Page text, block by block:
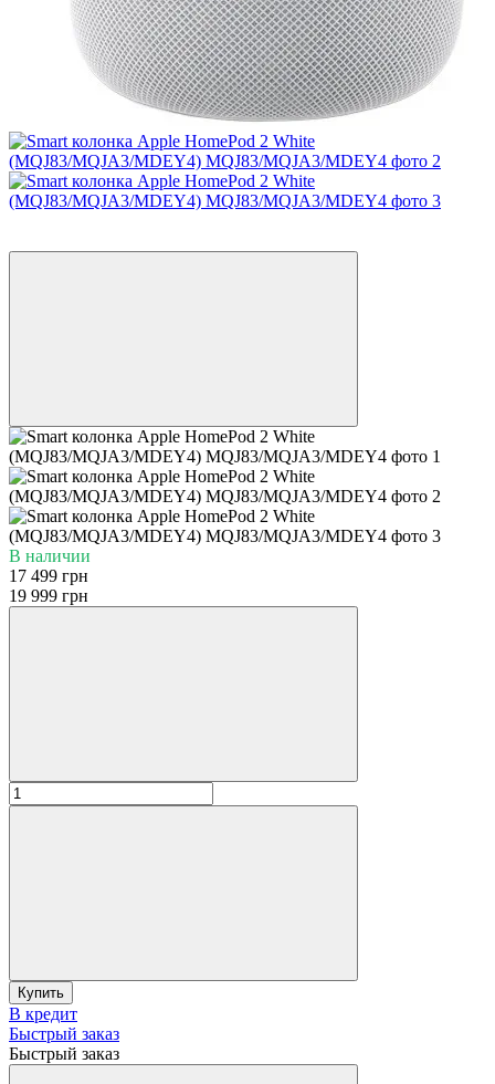
В наличии
17 499 грн
19 999 грн
Купить
В кредит
Быстрый заказ
Быстрый заказ